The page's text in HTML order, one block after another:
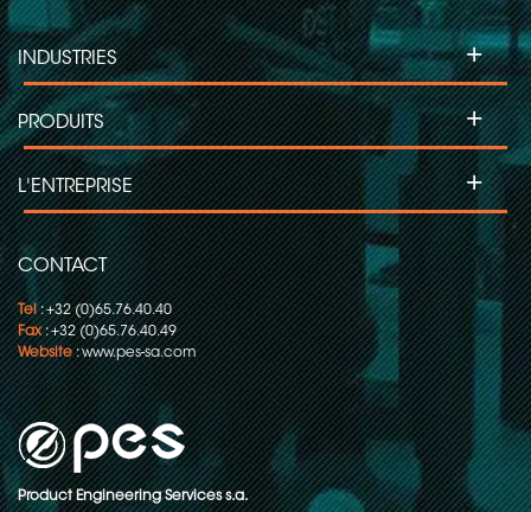
d'étiquetage
Collecteurs tournants pour projecteurs
asservis
Collecteurs tournants pour machines
d'inspection
Collecteurs tournants pour le
conditionnement en continu
CONTACT
Tel: +32 (0)65.76.40.40
Fax: +32 (0)65.76.40.49
Website:www.pes-sa.com
Product Engineering Services s.a.
INDUSTRIES +
PRODUITS +
L'ENTREPRISE +